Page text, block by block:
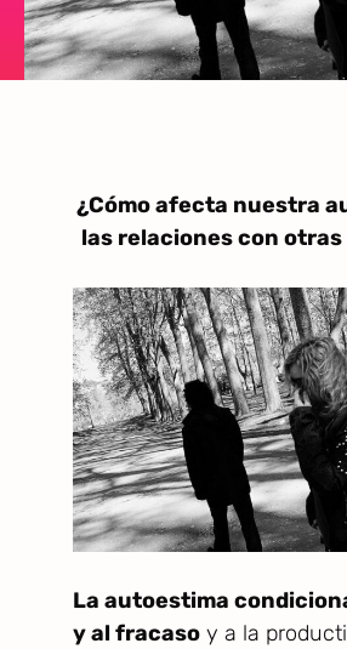
¿Cómo afecta nuestra
las relaciones con
La autoestima
y al fracaso y a la